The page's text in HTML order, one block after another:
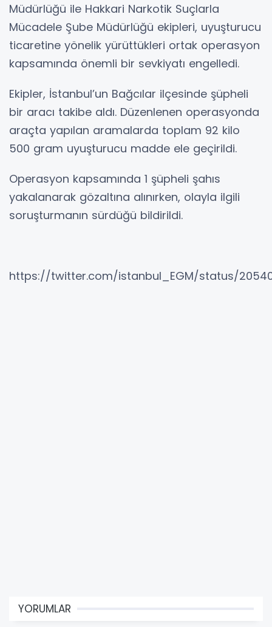
Müdürlüğü ile Hakkari Narkotik Suçlarla
Mücadele Şube Müdürlüğü ekipleri, uyuşturucu
ticaretine yönelik yürüttükleri ortak operasyon
kapsamında önemli bir sevkiyatı engelledi.
Ekipler, İstanbul’un Bağcılar ilçesinde şüpheli
bir aracı takibe aldı. Düzenlenen operasyonda
araçta yapılan aramalarda toplam 92 kilo
500 gram uyuşturucu madde ele geçirildi.
Operasyon kapsamında 1 şüpheli şahıs
yakalanarak gözaltına alınırken, olayla ilgili
soruşturmanın sürdüğü bildirildi.
https://twitter.com/istanbul_EGM/status/
YORUMLAR